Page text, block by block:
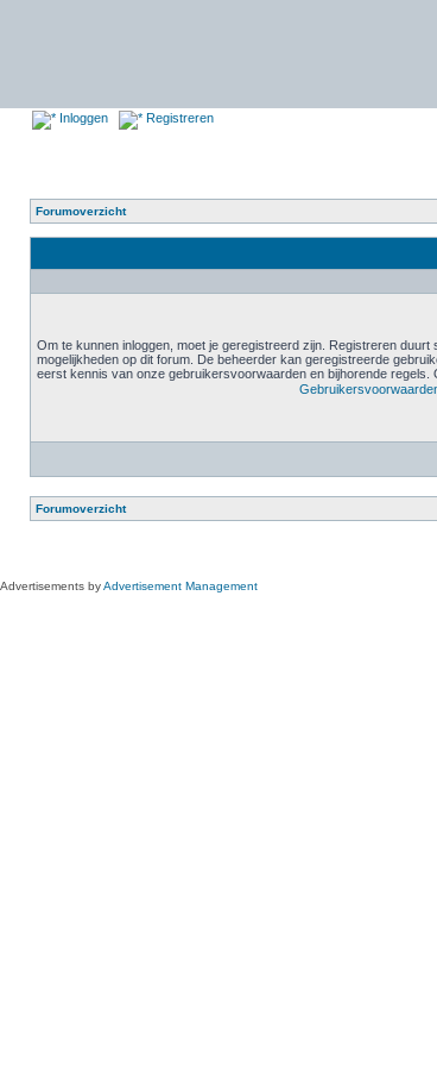
Inloggen Registreren
Forumoverzicht
Om te kunnen inloggen, moet je geregistreerd zijn. Registreren
mogelijkheden op dit forum. De beheerder kan geregistreerde
eerst kennis van onze gebruikersvoorwaarden en bijhorende regels.
Forumoverzicht
Advertisements byAdvertisement Management